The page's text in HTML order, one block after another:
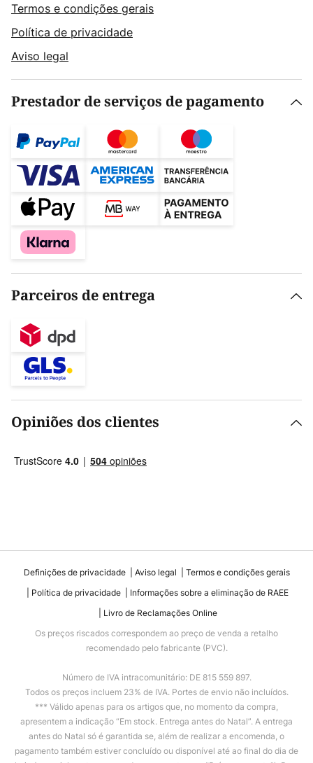
Termos e condições gerais
Política de privacidade
Aviso legal
Prestador de serviços de pagamento
Parceiros de entrega
Opiniões dos clientes
Definições de privacidade Aviso legal
Termos e condições gerais
Política de privacidade
Informações sobre a eliminação de RAEE
Livro de Reclamações Online
Os preços riscados correspondem ao preço de venda a retalho
recomendado pelo fabricante (PVC).
Número de IVA intracomunitário: DE 815 559 897.
Todos os preços incluem 23% de IVA. Portes de envio não incluídos.
*** Válido apenas para os artigos que, no momento da compra,
apresentem a indicação “Em stock. Entrega antes do Natal”. A entrega
antes do Natal só é garantida se, além de realizar a encomenda, o
pagamento também estiver concluído ou disponível até ao final do dia de